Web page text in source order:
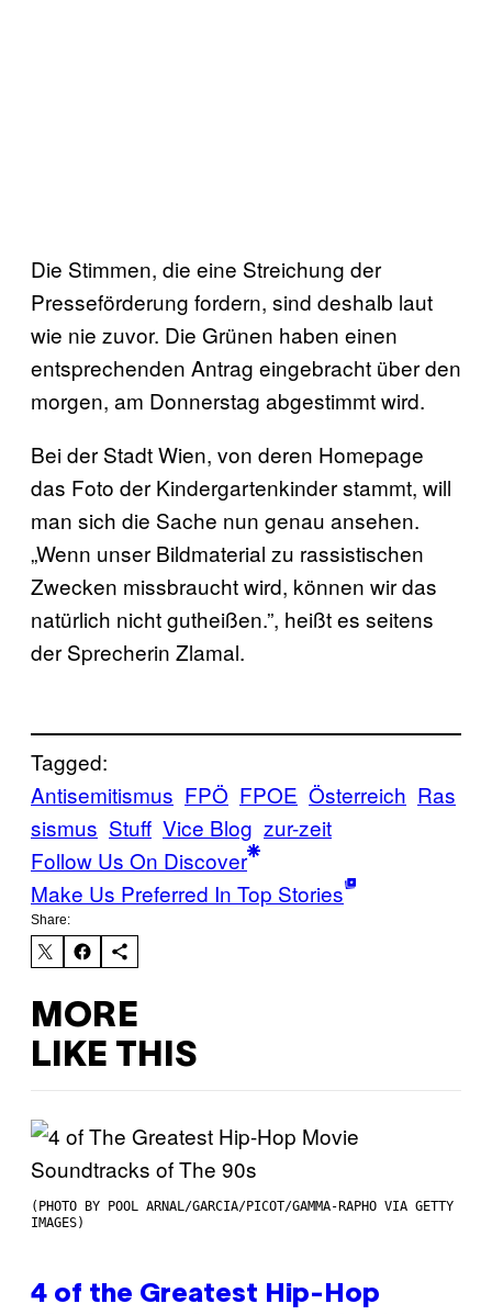
Die Stimmen, die eine Streichung der
Presseförderung fordern, sind deshalb laut
wie nie zuvor. Die Grünen haben einen
entsprechenden Antrag eingebracht über den
morgen, am Donnerstag abgestimmt wird.
Bei der Stadt Wien, von deren Homepage
das Foto der Kindergartenkinder stammt, will
man sich die Sache nun genau ansehen.
„Wenn unser Bildmaterial zu rassistischen
Zwecken missbraucht wird, können wir das
natürlich nicht gutheißen.”, heißt es seitens
der Sprecherin Zlamal.
Tagged:
Antisemitismus FPÖ FPOE Österreich Ras
sismus Stuff Vice Blog zur-zeit
Follow Us On Discover
Make Us Preferred In Top Stories
Share:
MORE
LIKE THIS
(PHOTO BY POOL ARNAL/GARCIA/PICOT/GAMMA-RAPHO VIA GETTY
IMAGES)
4 of the Greatest Hip-Hop